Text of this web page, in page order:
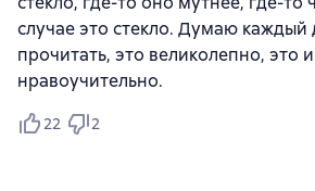
случае это стекло. Думаю каждый
прочитать, это великолепно, это
нравоучительно.
22 2